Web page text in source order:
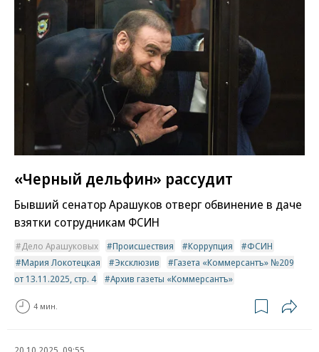
«Черный дельфин» рассудит
Бывший сенатор Арашуков отверг обвинение в даче
взятки сотрудникам ФСИН
Дело Арашуковых Происшествия Коррупция
ФСИН
Мария Локотецкая
Эксклюзив
Газета «Коммерсантъ» №209
от 13.11.2025, стр. 4
Архив газеты «Коммерсантъ»
4 мин.